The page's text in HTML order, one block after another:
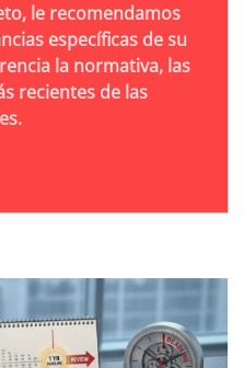
le recomendamos
específicas de su
la normativa, las
recientes de las